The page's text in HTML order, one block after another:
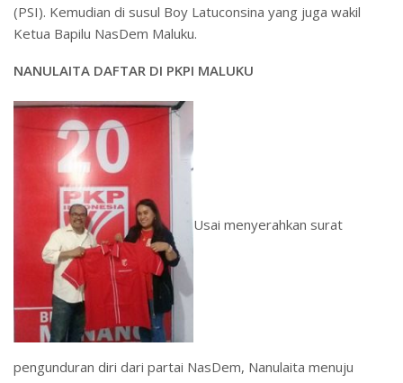
(PSI). Kemudian di susul Boy Latuconsina yang juga wakil
Ketua Bapilu NasDem Maluku.
NANULAITA DAFTAR DI PKPI MALUKU
Usai menyerahkan surat
pengunduran diri dari partai NasDem, Nanulaita menuju